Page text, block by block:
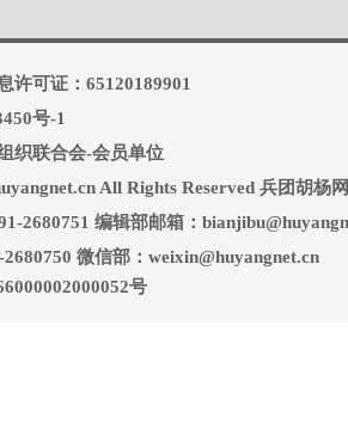
许可证：65120189901
号-1
织联合会-会员单位
All Rights Reserved 兵团胡杨
2680751 编辑部邮箱：
微信部：weixin@huyangnet.cn
号